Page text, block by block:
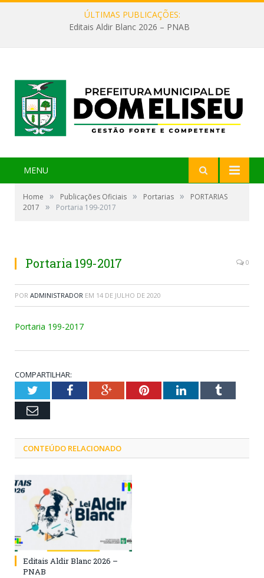
ÚLTIMAS PUBLICAÇÕES:
Editais Aldir Blanc 2026 – PNAB
MENU
Home » Publicações Oficiais » Portarias »
PORTARIAS
2017
» Portaria 199-2017
Portaria 199-2017 0
POR ADMINISTRADOR EM 14 DE JULHO DE 2020
Portaria 199-2017
COMPARTILHAR:
TwitterFacebookGoogle+PinterestLinkedInTumblr
Email
CONTEÚDO RELACIONADO
Editais Aldir Blanc 2026 –
PNAB